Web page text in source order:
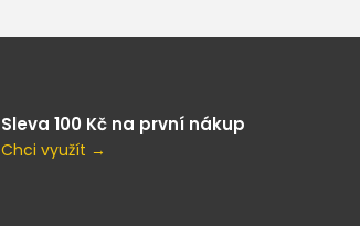
Sleva 100 Kč na první nákup
Chci využít →